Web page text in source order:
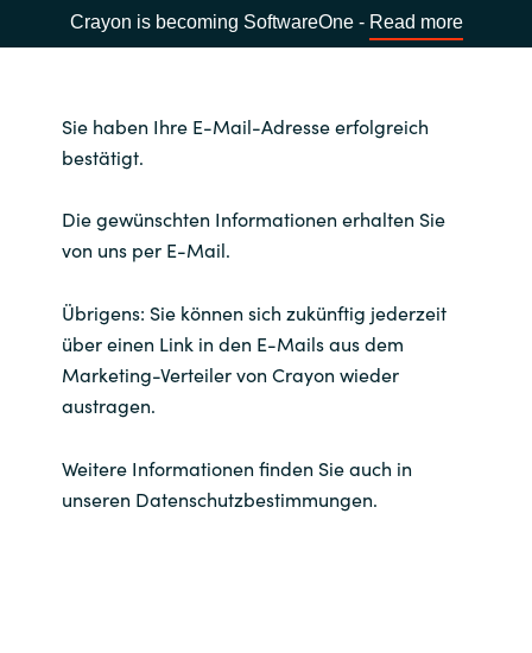
Crayon is becoming SoftwareOne - Read more
Sie haben Ihre E-Mail-Adresse erfolgreich
bestätigt.
Die gewünschten Informationen erhalten Sie
von uns per E-Mail.
Übrigens: Sie können sich zukünftig jederzeit
über einen Link in den E-Mails aus dem
Marketing-Verteiler von Crayon wieder
austragen.
Weitere Informationen finden Sie auch in
unseren Datenschutzbestimmungen.